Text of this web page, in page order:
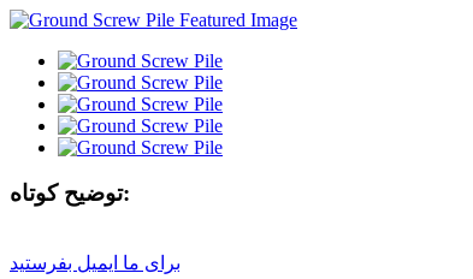
توضیح کوتاه:
برای ما ایمیل بفرستید